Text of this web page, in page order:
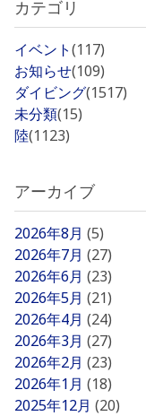
カテゴリ
イベント(117)
お知らせ(109)
ダイビング(1517)
未分類(15)
陸(1123)
アーカイブ
2026年8月 (5)
2026年7月 (27)
2026年6月 (23)
2026年5月 (21)
2026年4月 (24)
2026年3月 (27)
2026年2月 (23)
2026年1月 (18)
2025年12月 (20)